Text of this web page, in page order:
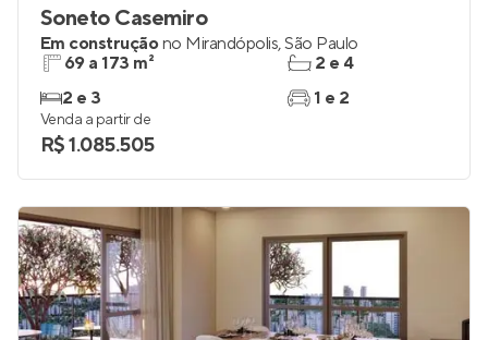
Soneto Casemiro
Em construçãono Mirandópolis,São Paulo
69 a 173 m²
2 e 3
2 e 4
1 e 2
Venda a partir de
R$ 1.085.505